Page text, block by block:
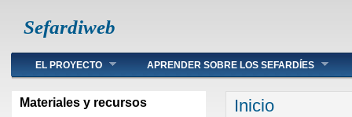
Sefardiweb
Main menu
EL PROYECTO APRENDER SOBRE LOS SEFARDÍES
Materiales y recursos Se encuentra
Inicio